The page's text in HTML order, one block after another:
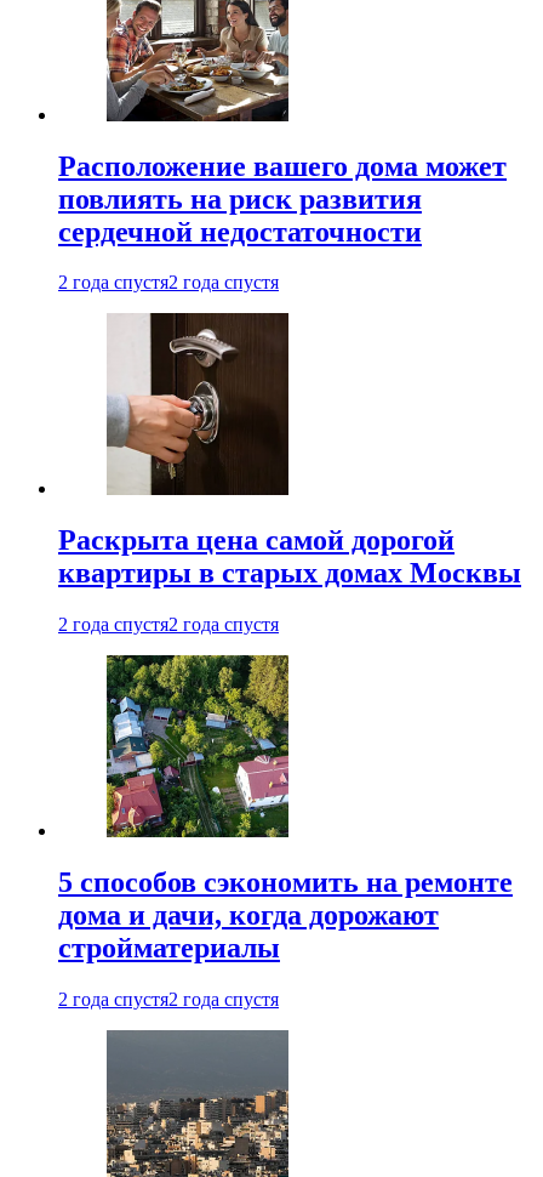
Расположение вашего дома может
повлиять на риск развития
сердечной недостаточности
2 года спустя2 года спустя
Раскрыта цена самой дорогой
квартиры в старых домах Москвы
2 года спустя2 года спустя
5 способов сэкономить на ремонте
дома и дачи, когда дорожают
стройматериалы
2 года спустя2 года спустя